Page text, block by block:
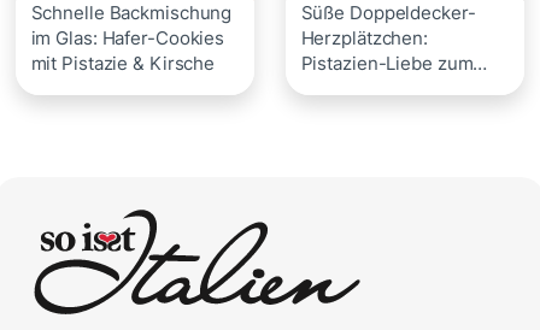
Schnelle Backmischung
im Glas: Hafer-Cookies
mit Pistazie & Kirsche
Süße Doppeldecker-
Herzplätzchen:
Pistazien-Liebe zum
Valentinstag